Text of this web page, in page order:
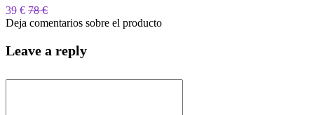
39 € 78 €
Deja comentarios sobre el producto
Leave a reply